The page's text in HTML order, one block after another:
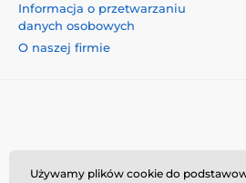
Informacja o przetwarzaniu
danych osobowych
O naszej firmie
Momanio s.r.o., Okružní 361/
Używamy plików cookie do